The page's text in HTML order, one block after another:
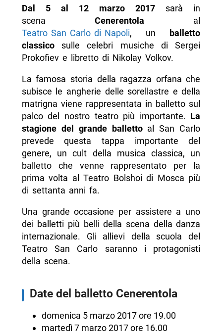
Dal 5 al 12 marzo 2017 sarà in
scena Cenerentola al
Teatro San Carlo di Napoli, un
balletto
classicosulle celebri musiche di Sergei
Prokofiev e libretto di Nikolay Volkov.
La famosa storia della ragazza orfana che
subisce le angherie delle sorellastre e della
matrigna viene rappresentata in balletto sul
palco del nostro teatro più importante. La
stagione del grande ballettoal San Carlo
prevede questa tappa importante del
genere, un cult della musica classica, un
balletto che venne rappresentato per la
prima volta al Teatro Bolshoi di Mosca più
di settanta anni fa.
Una grande occasione per assistere a uno
dei balletti più belli della scena della danza
internazionale. Gli allievi della scuola del
Teatro San Carlo saranno i protagonisti
della scena.
Date del balletto Cenerentola
domenica 5 marzo 2017 ore 19.00
martedì 7 marzo 2017 ore 16.00